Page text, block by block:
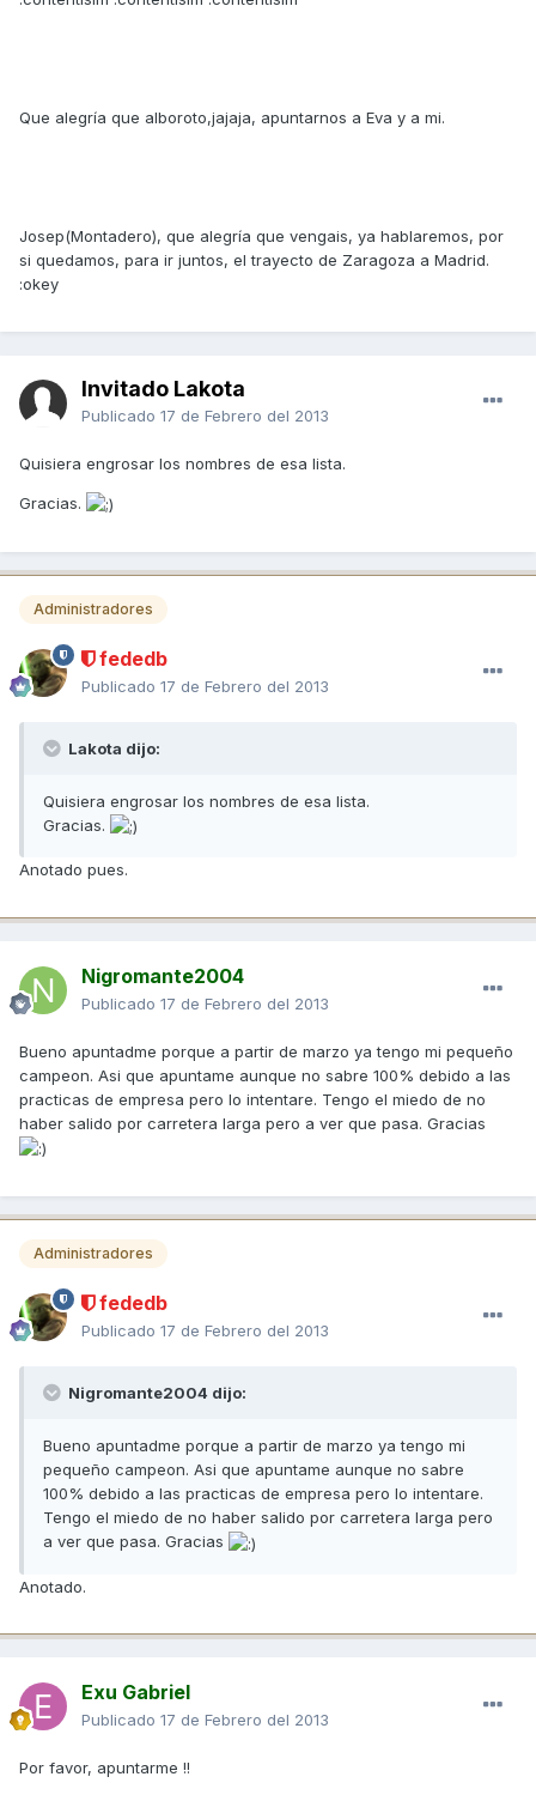
Que alegría que alboroto,jajaja, apuntarnos a Eva y a mi.
Josep(Montadero), que alegría que vengais, ya hablaremos, por
si quedamos, para ir juntos, el trayecto de Zaragoza a Madrid.
:okey
Invitado Lakota
Publicado 17 de Febrero del 2013
Quisiera engrosar los nombres de esa lista.
Gracias.
Administradores
fededb
Publicado 17 de Febrero del 2013
Lakota dijo:
Quisiera engrosar los nombres de esa lista.
Gracias.
Anotado pues.
Nigromante2004
Publicado 17 de Febrero del 2013
Bueno apuntadme porque a partir de marzo ya tengo mi pequeño
campeon. Asi que apuntame aunque no sabre 100% debido a las
practicas de empresa pero lo intentare. Tengo el miedo de no
haber salido por carretera larga pero a ver que pasa. Gracias
Administradores
fededb
Publicado 17 de Febrero del 2013
Nigromante2004 dijo:
Bueno apuntadme porque a partir de marzo ya tengo mi
pequeño campeon. Asi que apuntame aunque no sabre
100% debido a las practicas de empresa pero lo intentare.
Tengo el miedo de no haber salido por carretera larga pero
a ver que pasa. Gracias
Anotado.
Exu Gabriel
Publicado 17 de Febrero del 2013
Por favor, apuntarme !!